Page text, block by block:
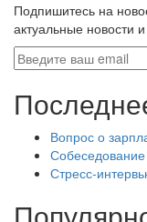
Подпишитесь на
актуальные новости
Вопрос о
Стресс-